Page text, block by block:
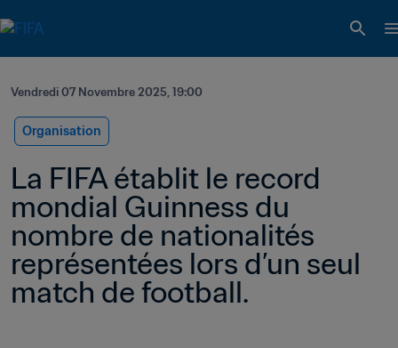
Vendredi 07 Novembre 2025, 19:00
Organisation
La FIFA établit le record
mondial Guinness du
nombre de nationalités
représentées lors d’un seul
match de football.